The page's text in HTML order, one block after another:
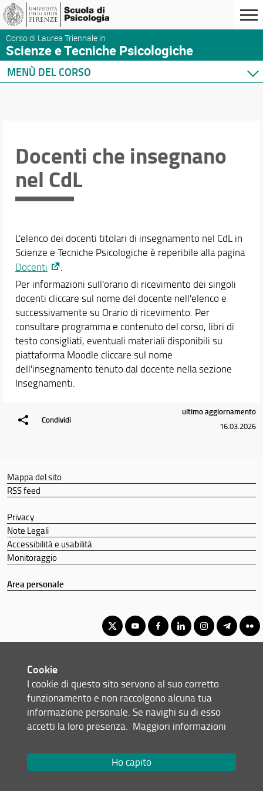
Corso di Laurea Triennale in
Scienze e Tecniche Psicologiche
MENÙ DEL CORSO
Docenti
Elenco docenti
Orario e calendari
Docenti che insegnano
nel CdL
L'elenco dei docenti titolari di insegnamento nel CdL in
Scienze e Tecniche Psicologiche è reperibile alla pagina
Docenti
.
Per informazioni sull'orario di ricevimento dei singoli
docenti cliccare sul nome del docente nell'elenco e
successivamente su Orario di ricevimento. Per
consultare programma e contenuto del corso, libri di
testo consigliati, eventuali materiali disponibili su
piattaforma Moodle cliccare sul nome
dell'insegnamento tenuto dal docente nella sezione
Insegnamenti.
Condividi
ultimo aggiornamento
16.03.2026
Mappa del sito
RSS feed
Privacy
Note Legali
Accessibilità e usabilità
Monitoraggio
Area personale
© Copyright 2012-2026 Università degli Studi di Firenze UNIFI
P.IVA/Cod.Fis 01279680480
Via della Torretta, 16 - 50137 Firenze (FI)
Tel: +39 055 2755370/1 (Portineria) - 2755378 (Presidenza)
PEC:
Cookie
I cookie di questo sito servono al suo corretto
funzionamento e non raccolgono alcuna tua
informazione personale. Se navighi su di esso
accetti la loro presenza. Maggiori informazioni
Ho capito